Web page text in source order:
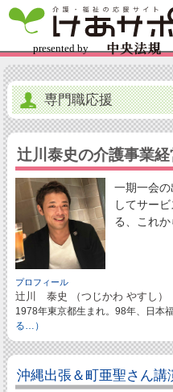
専門職応援
辻川泰史の介護事業
一期一会
してサー
る、これか
プロフィール
辻川 泰史 （つじかわ やすし）
1978年東京都生まれ。98年、日本
る…）
沖縄出張＆町亜聖さん講